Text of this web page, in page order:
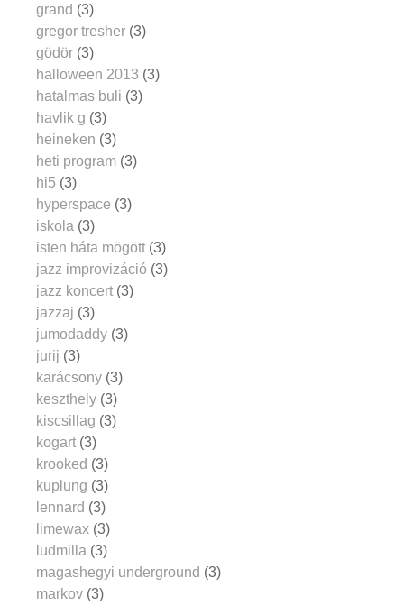
grand (3)
gregor tresher (3)
gödör (3)
halloween 2013 (3)
hatalmas buli (3)
havlik g (3)
heineken (3)
heti program (3)
hi5 (3)
hyperspace (3)
iskola (3)
isten háta mögött (3)
jazz improvizáció (3)
jazz koncert (3)
jazzaj (3)
jumodaddy (3)
jurij (3)
karácsony (3)
keszthely (3)
kiscsillag (3)
kogart (3)
krooked (3)
kuplung (3)
lennard (3)
limewax (3)
ludmilla (3)
magashegyi underground (3)
markov (3)